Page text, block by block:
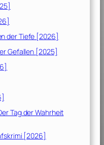
der Tiefe [2026]
Gefallen [2025]
Tag der Wahrheit
[2026]